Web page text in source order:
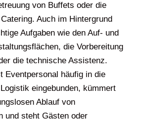
von Buffets oder die
Auch im Hintergrund
Aufgaben wie den Auf- und
die Vorbereitung
die technische Assistenz.
Eventpersonal häufig in die
eingebunden, kümmert
Ablauf von
und steht Gästen oder